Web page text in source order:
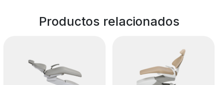
Productos relacionados